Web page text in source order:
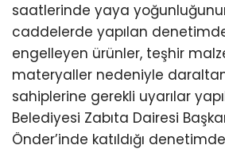
saatlerinde yaya
caddelerde yapılan
engelleyen ürünler, teşhir
materyaller nedeniyle
sahiplerine gerekli uyarılar
Belediyesi Zabıta Dairesi
Önder’inde katıldığı